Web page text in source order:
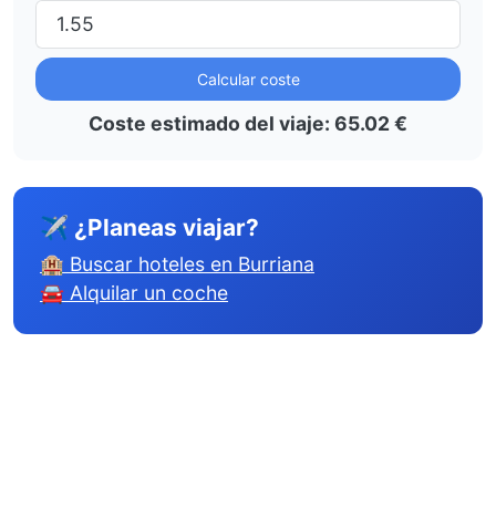
Calcular coste
Coste estimado del viaje: 65.02€
✈ ¿Planeas viajar?
🏨 Buscar hoteles en Burriana
🚘 Alquilar un coche